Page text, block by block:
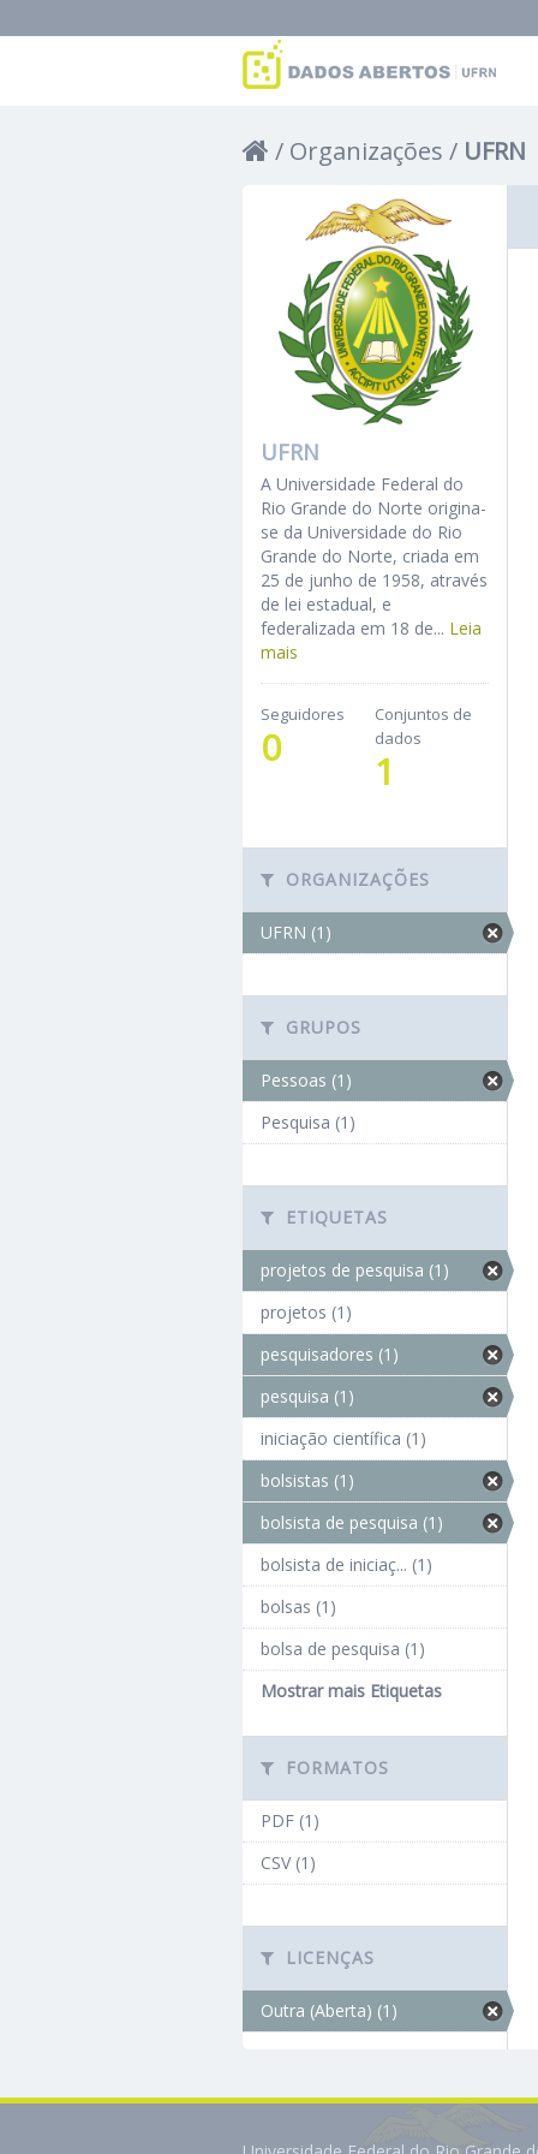
Organizações UFRN
UFRN
A Universidade Federal do
Rio Grande do Norte origina-
se da Universidade do Rio
Grande do Norte, criada em
25 de junho de 1958, através
de lei estadual, e
federalizada em 18 de... Leia
mais
Seguidores
0
Conjuntos de
dados
1
ORGANIZAÇÕES
UFRN (1)
GRUPOS
Pessoas (1)
Pesquisa (1)
ETIQUETAS
projetos de pesquisa (1)
projetos (1)
pesquisadores (1)
pesquisa (1)
iniciação científica (1)
bolsistas (1)
bolsista de pesquisa (1)
bolsista de iniciaç... (1)
bolsas (1)
bolsa de pesquisa (1)
Mostrar mais Etiquetas
FORMATOS
PDF (1)
CSV (1)
LICENÇAS
Outra (Aberta) (1)